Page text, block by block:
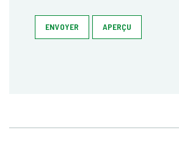
ENVOYER APERÇU